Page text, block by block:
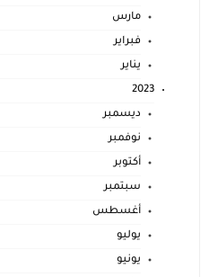
مارس
فبراير
يناير
2023
ديسمبر
نوفمبر
أكتوبر
سبتمبر
أغسطس
يوليو
يونيو